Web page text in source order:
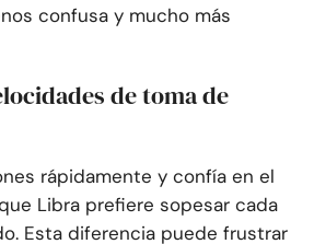
confusa y mucho más
de toma de
rápidamente y confía en el
Libra prefiere sopesar cada
Esta diferencia puede frustrar